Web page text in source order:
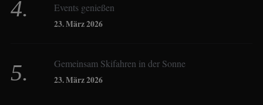
Derk Hoberg
Dominique Schroller
Events genießen
23. März 2026
Gemeinsam Skifahren in der Sonne
23. März 2026